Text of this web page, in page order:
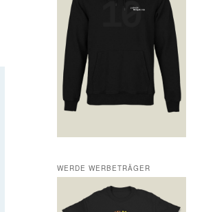
WERDE WERBETRÄGER